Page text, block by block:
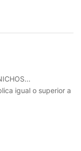
igual o superior a